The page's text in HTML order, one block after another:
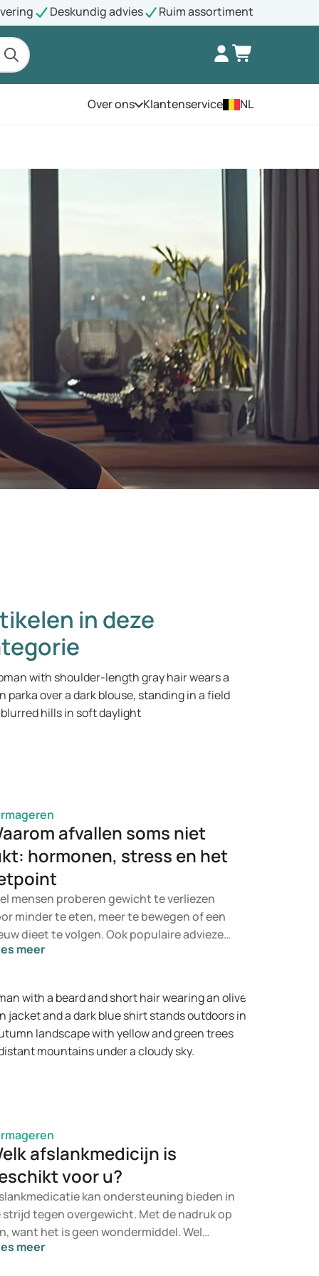
Deskundig advies Ruim assortiment
Over onsOpen het menu
Klantenservice NL
in deze
afvallen soms niet
hormonen, stress en het
mensen proberen gewicht te verliezen
minder te eten, meer te bewegen of een
dieet te volgen. Ook populaire adviezen,
het drinken van groene thee of het
Dit leidt soms tot tijdelijk succes,
het gewicht komt vaak weer terug.
meer
afslankmedicijn is
voor u?
kan ondersteuning bieden in
strijd tegen overgewicht. Met de nadruk op
want het is geen wondermiddel. Wel
het het afslankproces.
meer